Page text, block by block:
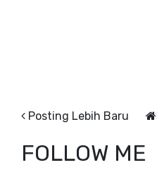
Posting Lebih Baru
FOLLOW ME